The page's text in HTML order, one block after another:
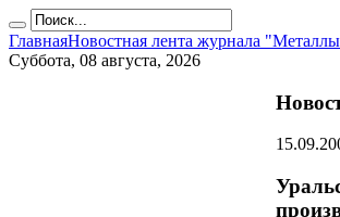
ГлавнаяНовостная лента журнала
Суббота, 08 августа, 2026